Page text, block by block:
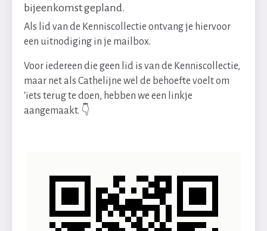
bijeenkomst gepland.
Als lid van de Kenniscollectie ontvang je hiervoor
een uitnodiging in je mailbox.
Voor iedereen die geen lid is van de Kenniscollectie,
maar net als Cathelijne wel de behoefte voelt om
‘iets terug te doen, hebben we een linkje
aangemaakt. 👇